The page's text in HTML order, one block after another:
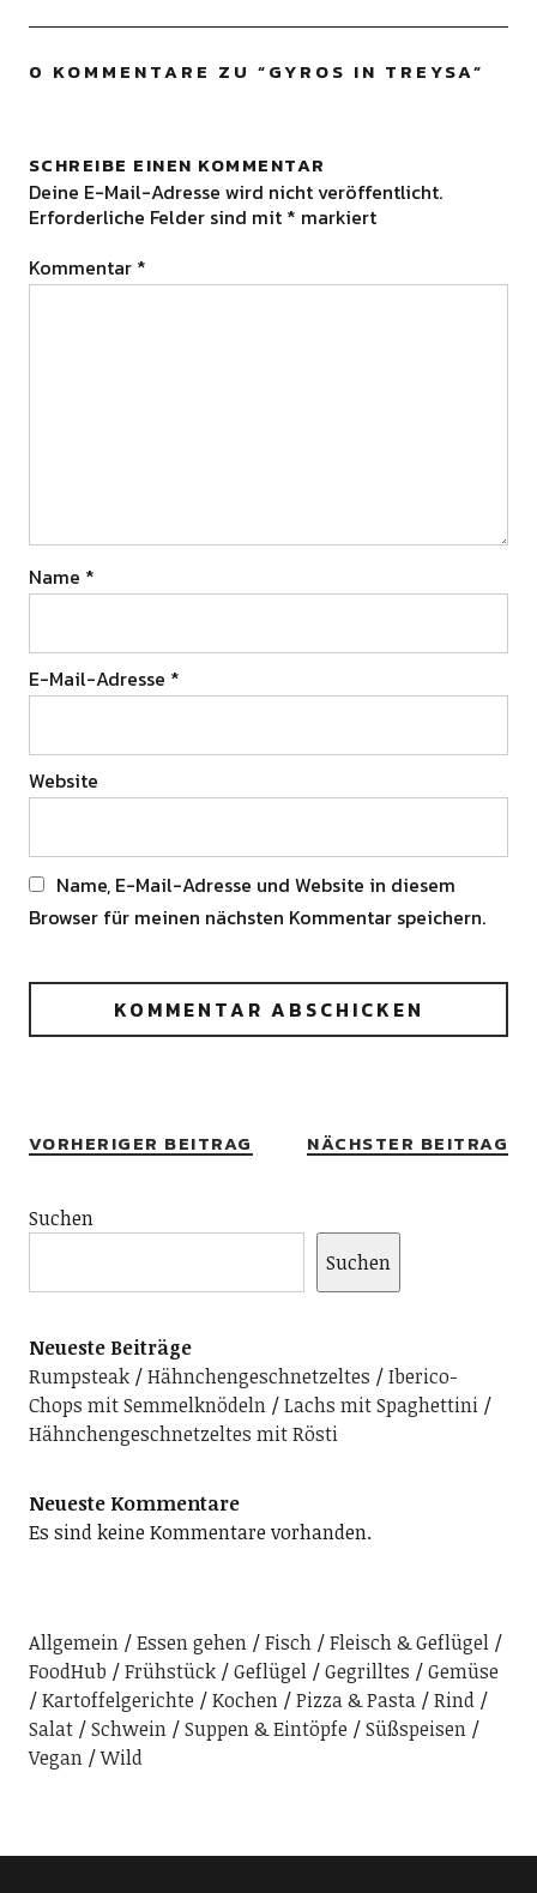
0 KOMMENTARE ZU “GYROS IN TREYSA”
SCHREIBE EINEN KOMMENTAR
Deine E-Mail-Adresse wird nicht veröffentlicht.
Erforderliche Felder sind mit * markiert
Kommentar *
Name *
E-Mail-Adresse *
Website
Name, E-Mail-Adresse und Website in diesem
Browser für meinen nächsten Kommentar speichern.
VORHERIGER BEITRAG NÄCHSTER BEITRAG
Suchen
Suchen
Neueste Beiträge
Rumpsteak
Hähnchengeschnetzeltes
Iberico-
Chops mit Semmelknödeln
Lachs mit Spaghettini
Hähnchengeschnetzeltes mit Rösti
Neueste Kommentare
Es sind keine Kommentare vorhanden.
Allgemein Essen gehen Fisch
Fleisch & Geflügel
FoodHub
Frühstück Geflügel Gegrilltes
Gemüse
Kartoffelgerichte
Kochen Pizza & Pasta
Rind
Salat
Schwein Suppen & Eintöpfe
Süßspeisen
Vegan
Wild